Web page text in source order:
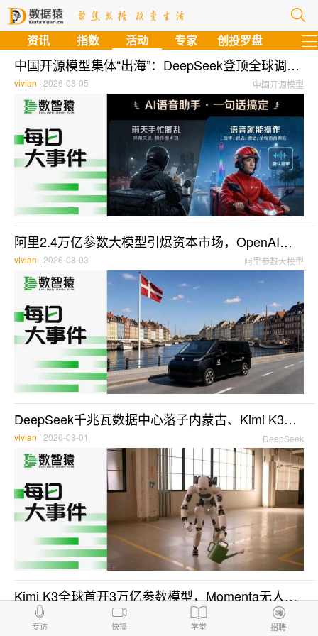
资讯 指数 活动 专家 创投罗盘
中国开源模型集体“出海”：DeepSeek登顶全球调用榜、阿里2.4万亿参数旗舰发布，AI赛道从“芯”到“云”全面爆发 | 每日大事件
中国开源模型
vivian | 2026-08-05
阿里2.4万亿参数大模型引爆资本市场，OpenAI携多智能体Astra蓄势待发；欧盟300亿欧元紧急追投，中国AI包揽全球调用量前五 | 每日大事件
阿里参数大模型
vivian | 2026-08-03
DeepSeek千兆瓦数据中心落子内蒙古、Kimi K3获华为昇腾火速适配 | 每日大事件
DeepSeek
vivian | 2026-08-01
Kimi K3全球首开3万亿参数模型，Momenta无人配送车落地苏州，长鑫科技暴涨465%登顶科创板 | 每日大事件
vivian|2026-07-28
专访 快播 学堂 招聘